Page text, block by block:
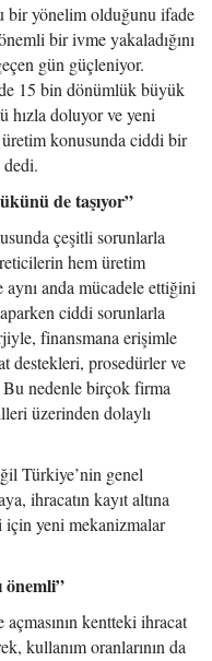
bir yönelim olduğunu ifade
bir ivme yakaladığını
gün güçleniyor.
15 bin dönümlük büyük
hızla doluyor ve yeni
üretim konusunda ciddi bir
de taşıyor”
çeşitli sorunlarla
hem üretim
anda mücadele ettiğini
ciddi sorunlarla
finansmana erişimle
destekleri, prosedürler ve
nedenle birçok firma
üzerinden dolaylı
Türkiye’nin genel
ihracatın kayıt altına
için yeni mekanizmalar
önemli”
kentteki ihracat
kullanım oranlarının da